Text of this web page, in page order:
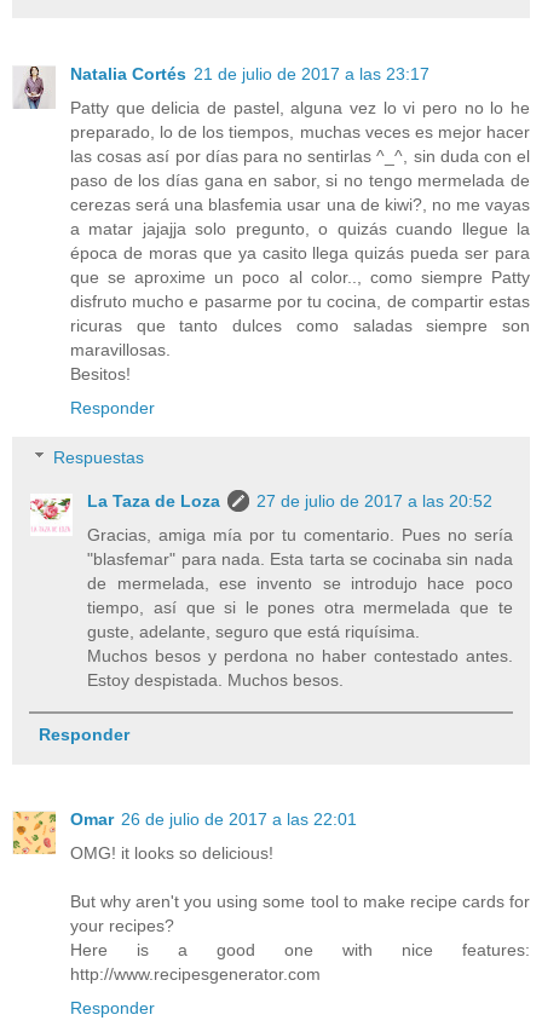
Natalia Cortés 21 de julio de 2017 a las 23:17
Patty que delicia de pastel, alguna vez lo vi pero no lo he
preparado, lo de los tiempos, muchas veces es mejor hacer
las cosas así por días para no sentirlas ^_^, sin duda con el
paso de los días gana en sabor, si no tengo mermelada de
cerezas será una blasfemia usar una de kiwi?, no me vayas
a matar jajajja solo pregunto, o quizás cuando llegue la
época de moras que ya casito llega quizás pueda ser para
que se aproxime un poco al color.., como siempre Patty
disfruto mucho e pasarme por tu cocina, de compartir estas
ricuras que tanto dulces como saladas siempre son
maravillosas.
Besitos!
Responder
Respuestas
La Taza de Loza
27 de julio de 2017 a las 20:52
Gracias, amiga mía por tu comentario. Pues no sería
"blasfemar" para nada. Esta tarta se cocinaba sin nada
de mermelada, ese invento se introdujo hace poco
tiempo, así que si le pones otra mermelada que te
guste, adelante, seguro que está riquísima.
Muchos besos y perdona no haber contestado antes.
Estoy despistada. Muchos besos.
Responder
Omar 26 de julio de 2017 a las 22:01
OMG! it looks so delicious!
But why aren't you using some tool to make recipe cards for
your recipes?
Here is a good one with nice features:
http://www.recipesgenerator.com
Responder